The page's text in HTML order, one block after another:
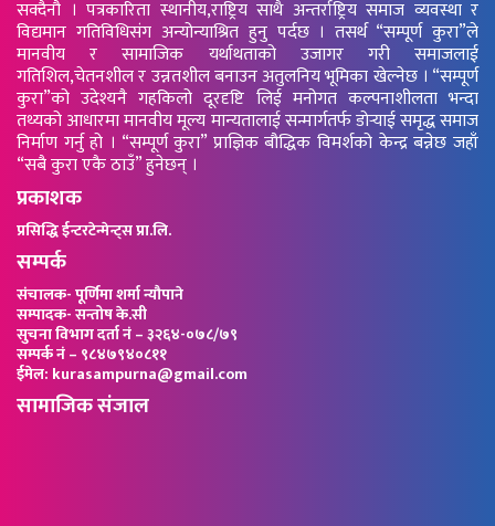
सक्दैनौ । पत्रकारिता स्थानीय,राष्ट्रिय साथै अन्तर्राष्ट्रिय समाज व्यवस्था र
विद्यमान गतिविधिसंग अन्योन्याश्रित हुनु पर्दछ । तसर्थ “सम्पूर्ण कुरा”ले
मानवीय र सामाजिक यर्थाथताको उजागर गरी समाजलाई
गतिशिल,चेतनशील र उन्नतशील बनाउन अतुलनिय भूमिका खेल्नेछ । “सम्पूर्ण
कुरा”को उदेश्यनै गहकिलो दूरदृष्टि लिई मनोगत कल्पनाशीलता भन्दा
तथ्यको आधारमा मानवीय मूल्य मान्यतालाई सन्मार्गतर्फ डोर्‍याई समृद्ध समाज
निर्माण गर्नु हो । “सम्पूर्ण कुरा” प्राज्ञिक बौद्धिक विमर्शको केन्द्र बन्नेछ जहाँ
“सबै कुरा एकै ठाउँ” हुनेछन् ।
प्रकाशक
प्रसिद्धि ईन्टरटेन्मेन्ट्स प्रा.लि.
सम्पर्क
संचालक- पूर्णिमा शर्मा न्यौपाने
सम्पादक- सन्तोष के.सी
सुचना विभाग दर्ता नं – ३२६४-०७८/७९
सम्पर्क नं – ९८४७९४०८११
ईमेल: kurasampurna@gmail.com
सामाजिक संजाल